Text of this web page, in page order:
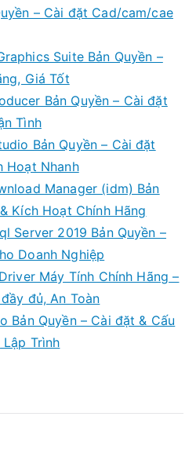
– Cài đặt Cad/cam/cae
Suite Bản Quyền –
Giá Tốt
Bản Quyền – Cài đặt
Tình
Bản Quyền – Cài đặt
Hoạt Nhanh
Manager (idm) Bản
Kích Hoạt Chính Hãng
Server 2019 Bản Quyền –
Doanh Nghiệp
Máy Tính Chính Hãng –
đủ, An Toàn
Bản Quyền – Cài đặt & Cấu
Trình